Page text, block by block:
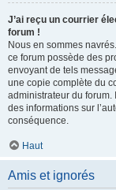
J’ai reçu un courrier
forum !
Nous en sommes
ce forum possède des
envoyant de tels
une copie complète du
administrateur du forum.
des informations sur
conséquence.
Haut
Amis et ignorés